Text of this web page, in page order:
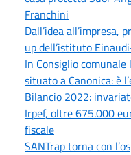
Franchini
Dall’idea all’impresa,
up dell’istituto
In Consiglio
situato a Canonica: è
Bilancio 2022:
Irpef, oltre 675.000
fiscale
SANTrap torna con